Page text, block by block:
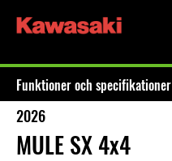
Funktioner och specifikationer
2026
MULE SX 4x4